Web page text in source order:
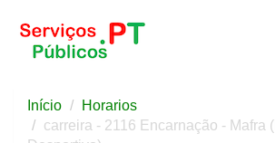
Início
Horarios
carreira - 2116 Encarnação - Mafra